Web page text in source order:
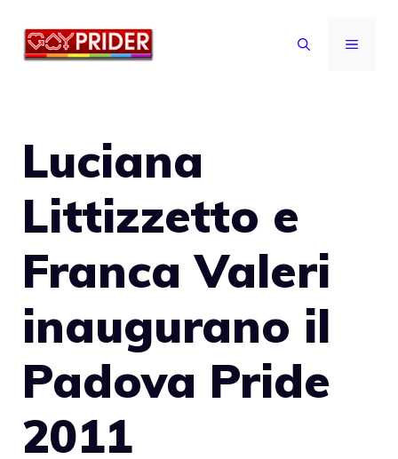
MENU
Luciana
Littizzetto e
Franca Valeri
inaugurano il
Padova Pride
2011